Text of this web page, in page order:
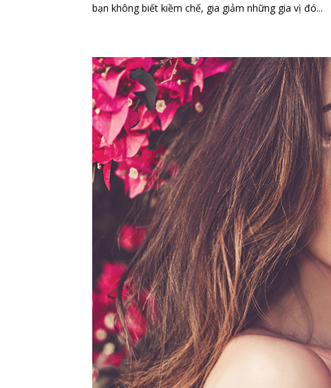
bạn không biết kiềm chế, gia giảm những gia vị đó...